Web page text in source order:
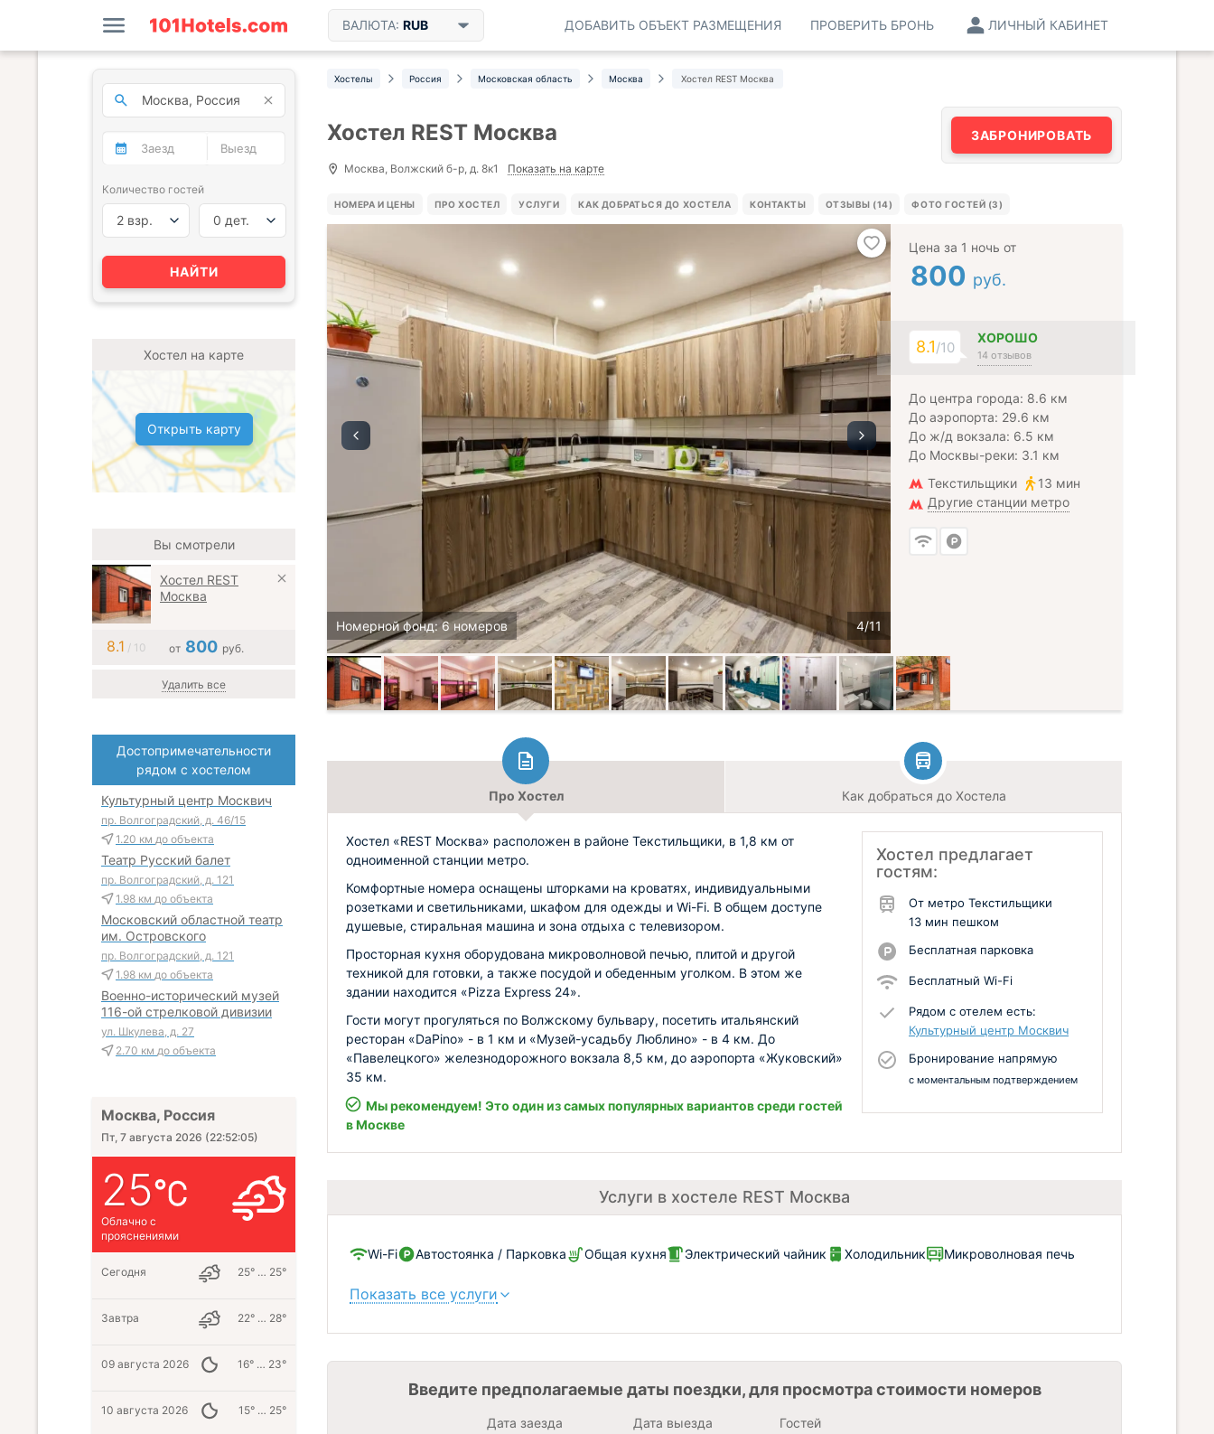
ВАЛЮТА: RUB ЛИЧНЫЙ КАБИНЕТ
ПРОВЕРИТЬ БРОНЬ
ДОБАВИТЬ ОБЪЕКТ РАЗМЕЩЕНИЯ
Хостелы Россия Московская область Москва Хостел REST Москва
Хостел REST Москва
Москва, Волжский б-р, д. 8к1 Показать на карте
ЗАБРОНИРОВАТЬ
НОМЕРА И ЦЕНЫ ПРО ХОСТЕЛ УСЛУГИ КАК ДОБРАТЬСЯ ДО ХОСТЕЛА КОНТАКТЫ ОТЗЫВЫ (14) ФОТО ГОСТЕЙ (3)
Номерной фонд: 6 номеров
Цена за 1 ночь от
800 руб.
8.1/10
ХОРОШО
14 отзывов
До центра города: 8.6 км
До аэропорта: 29.6 км
До ж/д вокзала: 6.5 км
До Москвы-реки: 3.1 км
Текстильщики
13 мин
Другие станции метро
Про Хостел Как добраться до Хостела
Хостел предлагает
гостям:
От метро Текстильщики
13 мин пешком
Бесплатная парковка
Бесплатный Wi-Fi
Рядом с отелем есть:
Культурный центр Москвич
Бронирование напрямую
с моментальным подтверждением
Хостел «REST Москва» расположен в районе Текстильщики, в 1,8 км от
одноименной станции метро.
Комфортные номера оснащены шторками на кроватях, индивидуальными
розетками и светильниками, шкафом для одежды и Wi-Fi. В общем доступе
душевые, стиральная машина и зона отдыха с телевизором.
Просторная кухня оборудована микроволновой печью, плитой и другой
техникой для готовки, а также посудой и обеденным уголком. В этом же
здании находится «Pizza Express 24».
Гости могут прогуляться по Волжскому бульвару, посетить итальянский
ресторан «DaPino» - в 1 км и «Музей-усадьбу Люблино» - в 4 км. До
«Павелецкого» железнодорожного вокзала 8,5 км, до аэропорта «Жуковский»
35 км.
Мы рекомендуем! Это один из самых популярных вариантов среди гостей
в Москве
Услуги в хостеле REST Москва
Wi-Fi Автостоянка / Парковка Общая кухня Электрический чайник Холодильник Микроволновая печь
Показать все услуги
Введите предполагаемые даты поездки, для просмотра стоимости номеров
Дата заезда Дата выезда Гостей
Количество гостей
2 взр. 0 дет.
НАЙТИ
Хостел на карте
Открыть карту
Вы смотрели
Хостел REST
Москва
8.1 / 10 от 800 руб.
Удалить все
Достопримечательности
рядом с хостелом
Культурный центр Москвич
пр. Волгоградский, д. 46/15
1.20 км до объекта
Театр Русский балет
пр. Волгоградский, д. 121
1.98 км до объекта
Московский областной театр
им. Островского
пр. Волгоградский, д. 121
1.98 км до объекта
Военно-исторический музей
116-ой стрелковой дивизии
ул. Шкулева, д. 27
2.70 км до объекта
Москва, Россия
Пт, 7 августа 2026 (22:52:06)
25
Облачно с
прояснениями
Сегодня 25° … 25°
Завтра 22° … 28°
09 августа 2026 16° … 23°
10 августа 2026 15° … 25°